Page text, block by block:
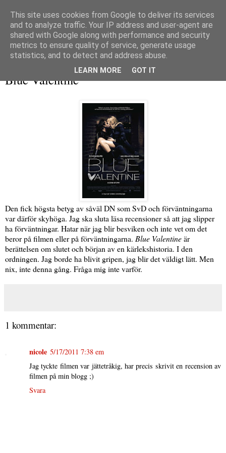
Blue Valentine
Den fick högsta betyg av såväl DN som SvD och förväntningarna
var därför skyhöga. Jag ska sluta läsa recensioner så att jag slipper
ha förväntningar. Hatar när jag blir besviken och inte vet om det
beror på filmen eller på förväntningarna. Blue Valentineär
berättelsen om slutet och början av en kärlekshistoria. I den
ordningen. Jag borde ha blivit gripen, jag blir det väldigt lätt. Men
nix, inte denna gång. Fråga mig inte varför.
1 kommentar:
nicole 5/17/2011 7:38 em
Jag tyckte filmen var jättetråkig, har precis skrivit en recension av
filmen på min blogg ;)
Svara
This site uses cookies from Google to deliver its services
and to analyze traffic. Your IP address and user-agent are
shared with Google along with performance and security
metrics to ensure quality of service, generate usage
statistics, and to detect and address abuse.
LEARN MORE GOT IT